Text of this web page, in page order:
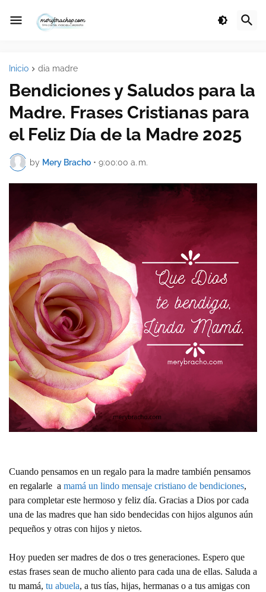
Inicio dia madre
Bendiciones y Saludos para la
Madre. Frases Cristianas para
el Feliz Día de la Madre 2025
by Mery Bracho • 9:00:00 a. m.
Cuando pensamos en un regalo para la madre también pensamos
en regalarle a mamá un lindo mensaje cristiano de bendiciones,
para completar este hermoso y feliz día. Gracias a Dios por cada
una de las madres que han sido bendecidas con hijos algunos aún
pequeños y otras con hijos y nietos.
Hoy pueden ser madres de dos o tres generaciones. Espero que
estas frases sean de mucho aliento para cada una de ellas. Saluda a
tu mamá, tu abuela, a tus tías, hijas, hermanas o a tus amigas con